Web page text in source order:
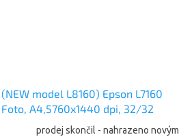
(NEW model L8160) Epson L7160
Foto, A4,5760x1440 dpi, 32/32
ppm, Wifi, LAN (C11CG15402)
prodej skončil - nahrazeno novým